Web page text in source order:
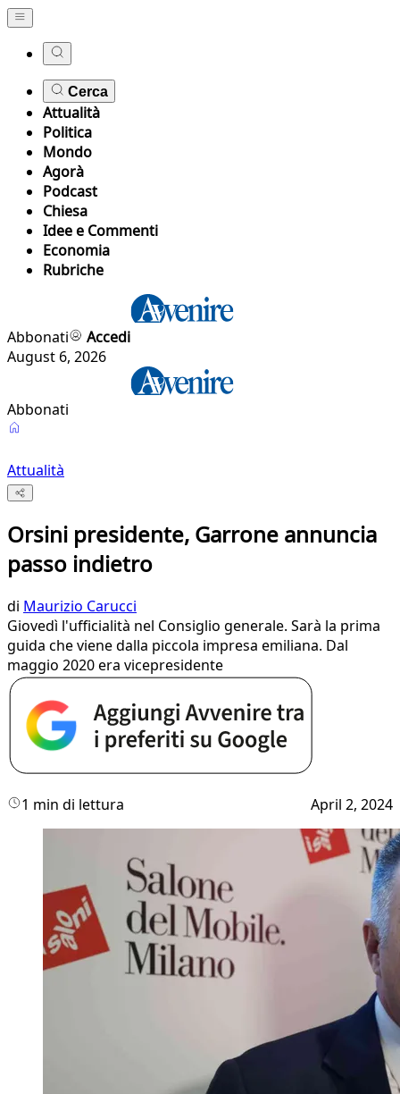
Cerca
Attualità
Politica
Mondo
Agorà
Podcast
Chiesa
Idee e Commenti
Economia
Rubriche
Abbonati
Accedi
August 6, 2026
Abbonati
Attualità
Orsini presidente, Garrone annuncia
passo indietro
di Maurizio Carucci
Giovedì l'ufficialità nel Consiglio generale. Sarà la prima
guida che viene dalla piccola impresa emiliana. Dal
maggio 2020 era vicepresidente
1 min di lettura April 2, 2024